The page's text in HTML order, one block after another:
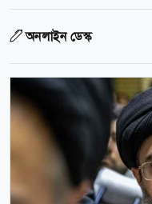
অনলাইন ডেস্ক